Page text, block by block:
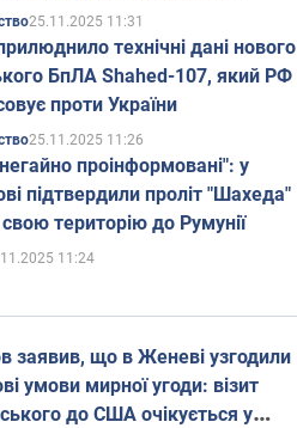
об'єктів Росії
25.11.2025 11:31
технічні дані нового
БпЛА Shahed-107, який РФ
проти України
25.11.2025 11:26
проінформовані": у
підтвердили проліт "Шахеда"
територію до Румунії
11:24
заявив, що в Женеві узгодили
умови мирної угоди: візит
до США очікується у